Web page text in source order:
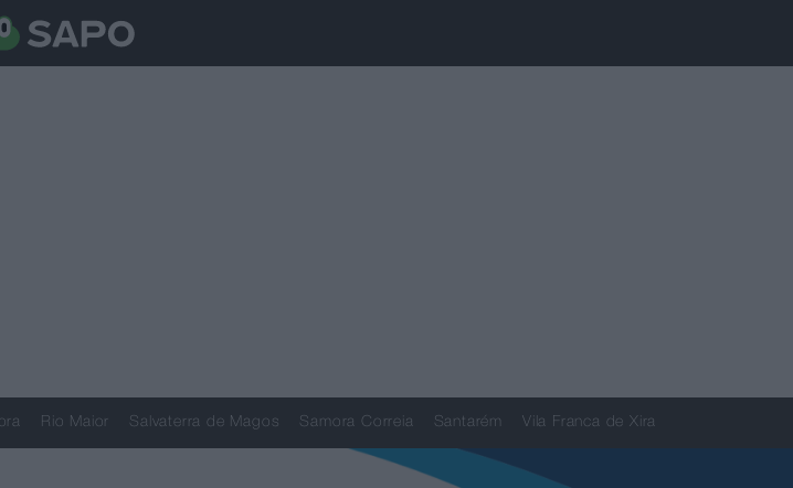
Rio Maior Salvaterra de Magos Samora Correia Santarém Vila Franca de Xira